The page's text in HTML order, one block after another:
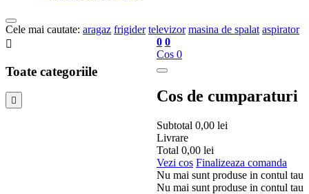
Cele mai cautate: aragaz frigider televizor masina de spalat aspirator
0 0
Cos 0
Cos de cumparaturi
Subtotal 0,00 lei
Livrare
Total 0,00 lei
Vezi cos Finalizeaza comanda
Nu mai sunt produse in contul tau
Nu mai sunt produse in contul tau

Toate categoriile
